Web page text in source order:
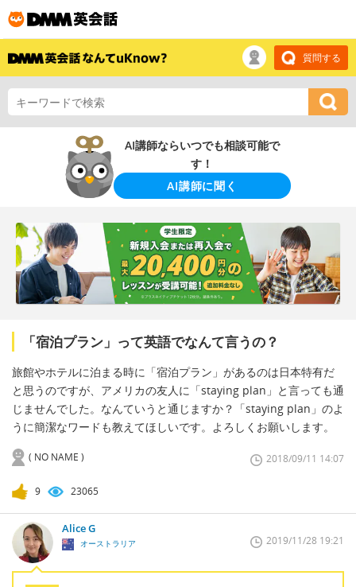
質問する
AI講師ならいつでも相談可能で
す！
AI講師に聞く
「宿泊プラン」って英語でなんて言うの？
旅館やホテルに泊まる時に「宿泊プラン」があるのは日本特有だ
と思うのですが、アメリカの友人に「staying plan」と言っても通
じませんでした。なんていうと通じますか？「staying plan」のよ
うに簡潔なワードも教えてほしいです。よろしくお願いします。
( NO NAME ) 2018/09/11 14:07
9 23065
Alice G
オーストラリア 2019/11/28 19:21